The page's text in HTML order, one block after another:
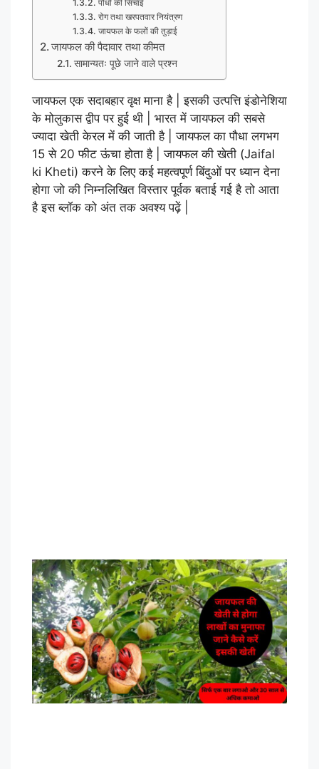
पौधों की सिंचाई
रोग तथा खरपतवार नियंत्रण
जायफल के फलों की तुड़ाई
जायफल की पैदावार तथा कीमत
सामान्यतः पूछे जाने वाले प्रश्न
जायफल एक सदाबहार वृक्ष माना है | इसकी उत्पत्ति इंडोनेशिया
के मोलुकास द्वीप पर हुई थी | भारत में जायफल की सबसे
ज्यादा खेती केरल में की जाती है | जायफल का पौधा लगभग
15 से 20 फीट ऊंचा होता है | जायफल की खेती (Jaifal
ki Kheti) करने के लिए कई महत्वपूर्ण बिंदुओं पर ध्यान देना
होगा जो की निम्नलिखित विस्तार पूर्वक बताई गई है तो आता
है इस ब्लॉक को अंत तक अवश्य पढ़ें |